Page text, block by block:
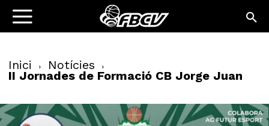
Inici Notícies
II Jornades de Formació CB Jorge Juan